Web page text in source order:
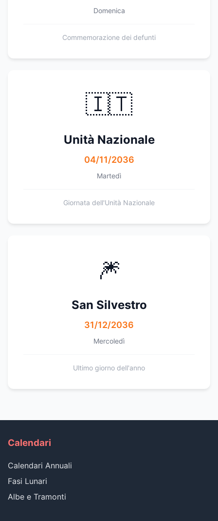
Domenica
Commemorazione dei defunti
🇮🇹
Unità Nazionale
04/11/2036
Martedì
Giornata dell'Unità Nazionale
🎆
San Silvestro
31/12/2036
Mercoledì
Ultimo giorno dell'anno
Calendari
Calendari Annuali
Fasi Lunari
Albe e Tramonti